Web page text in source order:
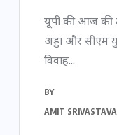
यूपी की आज की
अड्डा और सीएम
विवाह...
BY
AMIT SRIVASTAVA